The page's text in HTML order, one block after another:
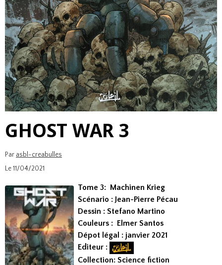
GHOST WAR 3
Par asbl-creabulles
Le 11/04/2021
Tome 3: Machinen Krieg
Scénario : Jean-Pierre Pécau
Dessin : Stefano Martino
Couleurs : Elmer Santos
Dépot légal : janvier 2021
Editeur :
Collection: Science fiction